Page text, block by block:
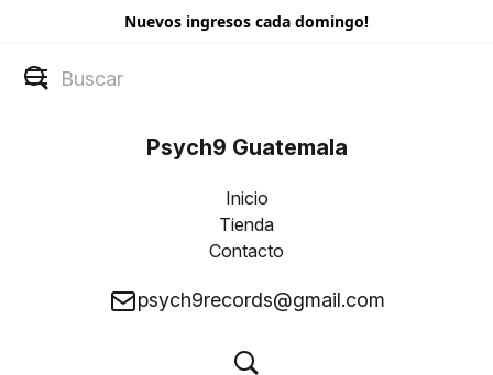
Nuevos ingresos cada domingo!
Psych9 Guatemala
Inicio
Tienda
Contacto
psych9records@gmail.com